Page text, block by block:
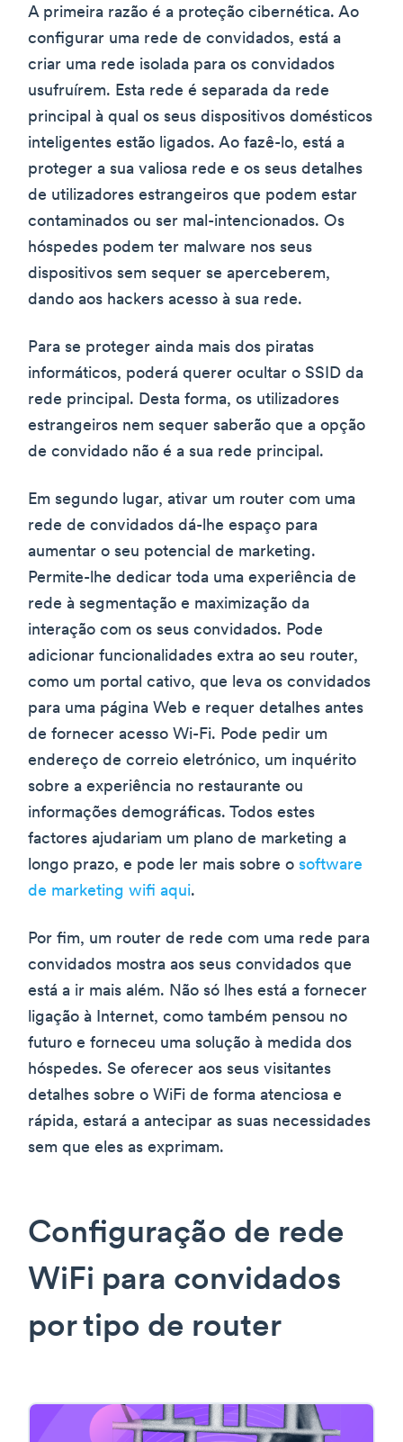
A primeira razão é a proteção cibernética. Ao
configurar uma rede de convidados, está a
criar uma rede isolada para os convidados
usufruírem. Esta rede é separada da rede
principal à qual os seus dispositivos domésticos
inteligentes estão ligados. Ao fazê-lo, está a
proteger a sua valiosa rede e os seus detalhes
de utilizadores estrangeiros que podem estar
contaminados ou ser mal-intencionados. Os
hóspedes podem ter malware nos seus
dispositivos sem sequer se aperceberem,
dando aos hackers acesso à sua rede.
Para se proteger ainda mais dos piratas
informáticos, poderá querer ocultar o SSID da
rede principal. Desta forma, os utilizadores
estrangeiros nem sequer saberão que a opção
de convidado não é a sua rede principal.
Em segundo lugar, ativar um router com uma
rede de convidados dá-lhe espaço para
aumentar o seu potencial de marketing.
Permite-lhe dedicar toda uma experiência de
rede à segmentação e maximização da
interação com os seus convidados. Pode
adicionar funcionalidades extra ao seu router,
como um portal cativo, que leva os convidados
para uma página Web e requer detalhes antes
de fornecer acesso Wi-Fi. Pode pedir um
endereço de correio eletrónico, um inquérito
sobre a experiência no restaurante ou
informações demográficas. Todos estes
factores ajudariam um plano de marketing a
longo prazo, e pode ler mais sobre o software
de marketing wifi aqui.
Por fim, um router de rede com uma rede para
convidados mostra aos seus convidados que
está a ir mais além. Não só lhes está a fornecer
ligação à Internet, como também pensou no
futuro e forneceu uma solução à medida dos
hóspedes. Se oferecer aos seus visitantes
detalhes sobre o WiFi de forma atenciosa e
rápida, estará a antecipar as suas necessidades
sem que eles as exprimam.
Configuração de rede
WiFi para convidados
por tipo de router